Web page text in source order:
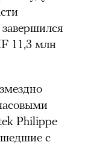
11,3 млн
Philippe
с